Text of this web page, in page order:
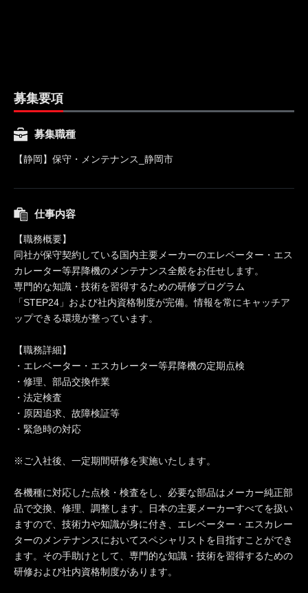
募集要項
募集職種
【静岡】保守・メンテナンス_静岡市
仕事内容
【職務概要】
同社が保守契約している国内主要メーカーのエレベーター・エス
カレーター等昇降機のメンテナンス全般をお任せします。
専門的な知識・技術を習得するための研修プログラム
「STEP24」および社内資格制度が完備。情報を常にキャッチア
ップできる環境が整っています。
【職務詳細】
・エレベーター・エスカレーター等昇降機の定期点検
・修理、部品交換作業
・法定検査
・原因追求、故障検証等
・緊急時の対応
※ご入社後、一定期間研修を実施いたします。
各機種に対応した点検・検査をし、必要な部品はメーカー純正部
品で交換、修理、調整します。日本の主要メーカーすべてを扱い
ますので、技術力や知識が身に付き、エレベーター・エスカレー
ターのメンテナンスにおいてスペシャリストを目指すことができ
ます。その手助けとして、専門的な知識・技術を習得するための
研修および社内資格制度があります。